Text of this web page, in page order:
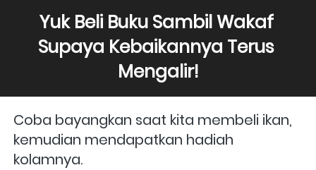
Yuk Beli Buku Sambil Wakaf
Supaya Kebaikannya Terus
Mengalir!
Coba bayangkan saat kita membeli ikan,
kemudian mendapatkan hadiah
kolamnya.